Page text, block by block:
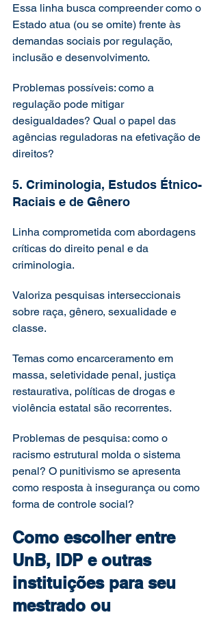
Essa linha busca compreender como o
Estado atua (ou se omite) frente às
demandas sociais por regulação,
inclusão e desenvolvimento.
Problemas possíveis: como a
regulação pode mitigar
desigualdades? Qual o papel das
agências reguladoras na efetivação de
direitos?
5. Criminologia, Estudos Étnico-
Raciais e de Gênero
Linha comprometida com abordagens
críticas do direito penal e da
criminologia.
Valoriza pesquisas interseccionais
sobre raça, gênero, sexualidade e
classe.
Temas como encarceramento em
massa, seletividade penal, justiça
restaurativa, políticas de drogas e
violência estatal são recorrentes.
Problemas de pesquisa: como o
racismo estrutural molda o sistema
penal? O punitivismo se apresenta
como resposta à insegurança ou como
forma de controle social?
Como escolher entre
UnB, IDP e outras
instituições para seu
mestrado ou